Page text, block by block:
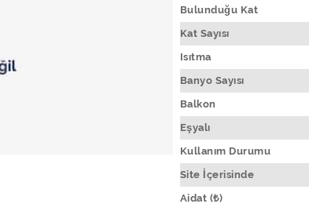
Bulunduğu Kat
Kat Sayısı
Isıtma
Banyo Sayısı
Balkon
Eşyalı
Kullanım Durumu
Site İçerisinde
Aidat (₺)